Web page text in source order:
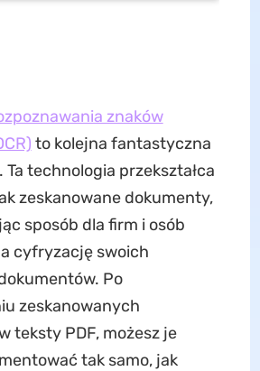
znaków
to kolejna fantastyczna
Ta technologia przekształca
zeskanowane dokumenty,
sposób dla firm i osób
cyfryzację swoich
Po
zeskanowanych
teksty PDF, możesz je
tak samo, jak